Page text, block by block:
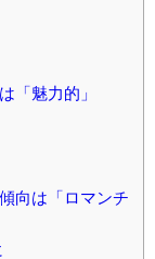
「魅力的」
向は「ロマンチ